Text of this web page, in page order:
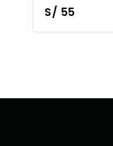
S/ 55